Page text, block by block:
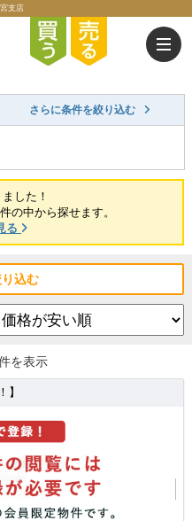
支店
さらに条件を絞り込む
した！
件の中から探せます。
る
込む
を表示
】